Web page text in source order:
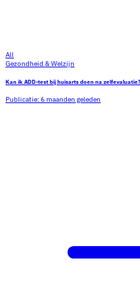
All
Gezondheid & Welzijn
Kan ik ADD-test bij huisarts doen na zelfevaluatie?
Publicatie: 6 maanden geleden